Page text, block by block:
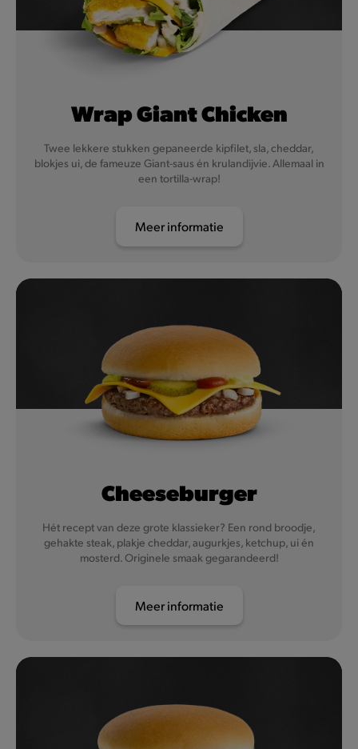
Wrap Giant Chicken
Twee lekkere stukken gepaneerde kipfilet, sla, cheddar,
blokjes ui, de fameuze Giant-saus én krulandijvie. Allemaal in
een tortilla-wrap!
Meer informatie
Cheeseburger
Hét recept van deze grote klassieker? Een rond broodje,
gehakte steak, plakje cheddar, augurkjes, ketchup, ui én
mosterd. Originele smaak gegarandeerd!
Meer informatie